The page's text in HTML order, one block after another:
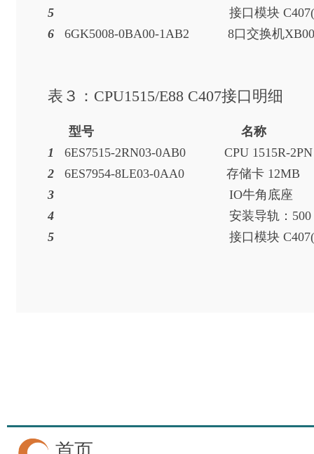
5 接口模块
6 6GK5008-0BA00-1AB2 8口
表３：CPU1515/E88 C407接口明细
型号 名
1 6ES7515-2RN03-0AB0 CPU
2 6ES7954-8LE03-0AA0 存
3 IO牛
4 安装导轨
5 接口模块